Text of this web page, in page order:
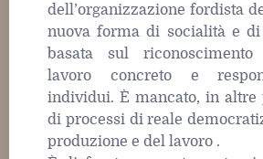
dell’organizzazione fordista
nuova forma di socialità e di
basata sul
lavoro concreto e
individui. È mancato, in altre
di processi di reale
produzione e del lavoro .